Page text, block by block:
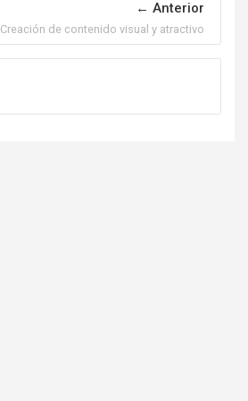
Anterior
Creación de contenido visual y atractivo